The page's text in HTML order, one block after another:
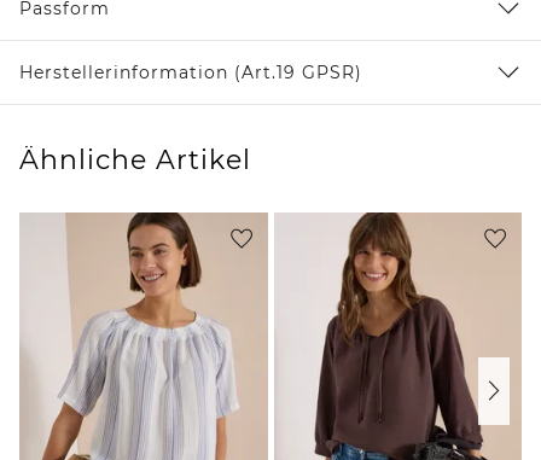
Passform
Herstellerinformation (Art.19 GPSR)
Ähnliche Artikel